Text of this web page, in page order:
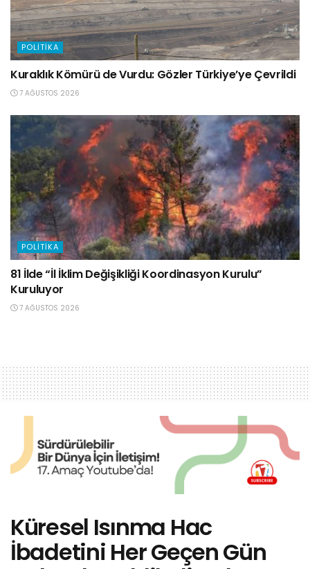
POLITIKA
Kuraklık Kömürü de Vurdu: Gözler Türkiye’ye Çevrildi
7 AĞUSTOS 2026
POLITIKA
81 İlde “İl İklim Değişikliği Koordinasyon Kurulu”
Kuruluyor
7 AĞUSTOS 2026
Küresel Isınma Hac
İbadetini Her Geçen Gün